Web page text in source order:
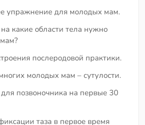
упражнение для молодых мам.
какие области тела нужно
послеродовой практики.
молодых мам – сутулости.
позвоночника на первые 30
таза в первое время